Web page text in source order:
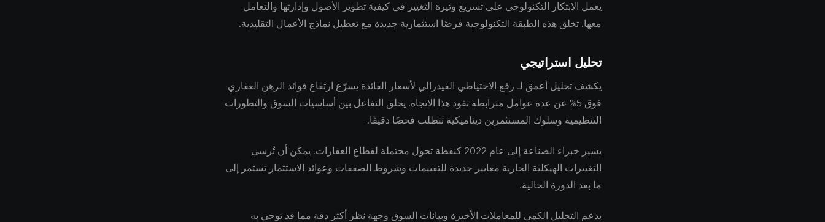
يعمل الابتكار التكنولوجي على تسريع وتيرة التغيير في كيفية تطوير الأصول وإدارتها والتعامل
معها. تخلق هذه الطبقة التكنولوجية فرصًا استثمارية جديدة مع تعطيل نماذج الأعمال التقليدية.
تحليل استراتيجي
يكشف تحليل أعمق لـ رفع الاحتياطي الفيدرالي لأسعار الفائدة يسرّع ارتفاع فوائد الرهن العقاري
فوق 5% عن عدة عوامل مترابطة تقود هذا الاتجاه. يخلق التفاعل بين أساسيات السوق والتطورات
التنظيمية وسلوك المستثمرين ديناميكية تتطلب فحصًا دقيقًا.
يشير خبراء الصناعة إلى عام 2022 كنقطة تحول محتملة لقطاع العقارات. يمكن أن تُرسي
التغييرات الهيكلية الجارية معايير جديدة للتقييمات وشروط الصفقات وعوائد الاستثمار تستمر إلى
ما بعد الدورة الحالية.
يدعم التحليل الكمي للمعاملات الأخيرة وبيانات السوق وجهة نظر أكثر دقة مما قد توحي به